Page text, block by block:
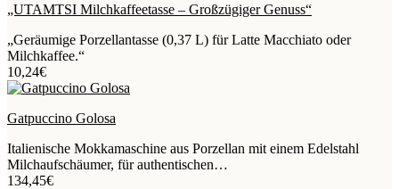
„UTAMTSI Milchkaffeetasse – Großzügiger Genuss“
„Geräumige Porzellantasse (0,37 L) für Latte Macchiato oder
Milchkaffee.“
10,24€
Gatpuccino Golosa
Italienische Mokkamaschine aus Porzellan mit einem Edelstahl
Milchaufschäumer, für authentischen…
134,45€